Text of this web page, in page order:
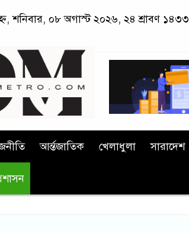
শনিবার, ০৮ অগাস্ট ২০২৬, ২৪ শ্রাবণ ১৪৩৩
আর্ন্তজাতিক খেলাধুলা সারাদেশ